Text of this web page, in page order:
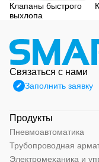
Клапаны быстрого
выхлопа
Связаться с нами
Заполнить заявку
Продукты
Пневмоавтоматика
Трубопроводная
Электромеханика и